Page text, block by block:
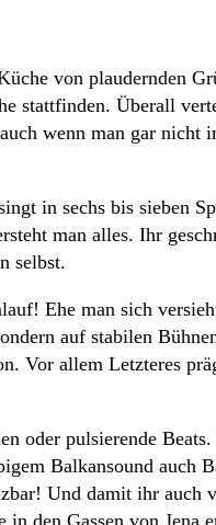
von plaudernden
Überall
wenn man gar nicht
in sechs bis sieben
man alles. Ihr
selbst.
Ehe man sich
auf stabilen
Vor allem Letzteres
oder pulsierende
Balkansound auch
Und damit ihr auch